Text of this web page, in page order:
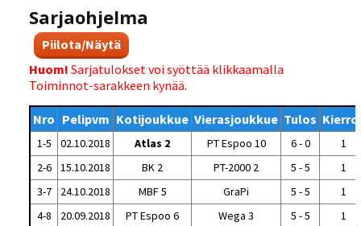
Sarjaohjelma
Piilota/Näytä
Huom! Sarjatulokset voi syöttää klikkaamalla
Toiminnot-sarakkeen kynää.
Nro Pelipvm Kotijoukkue Vierasjoukkue Tulos
1-5 02.10.2018 Atlas 2 PT Espoo 10 6 - 0
1
2-6
15.10.2018 BK 2 PT-2000 2 5 - 5
1
3-7
24.10.2018 MBF 5 GraPi 5 - 5
1
4-8
20.09.2018 PT Espoo 6 Wega 3 5 - 5
1